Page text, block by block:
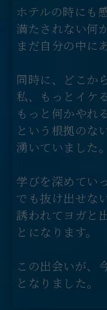
ホテルの時にも
満たされない何
まだ自分の中に
同時に、どこか
私、もっとイケ
もっと何かやれ
という根拠のな
湧いていました。
学びを深めてい
でも抜け出せな
誘われてヨガと
とになります。
この出会いが、
となりました。